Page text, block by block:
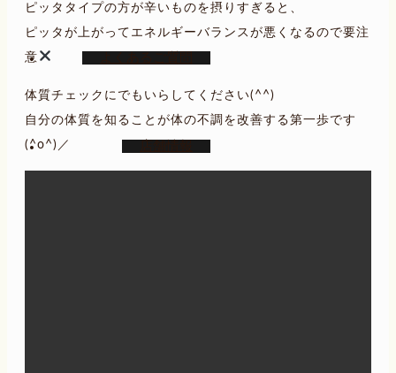
ピッタタイプの方が辛いものを摂りすぎると、
ピッタが上がってエネルギーバランスが悪くなるので要注
意
体質チェックにでもいらしてください(^^)
自分の体質を知ることが体の不調を改善する第一歩です
(^o^)／